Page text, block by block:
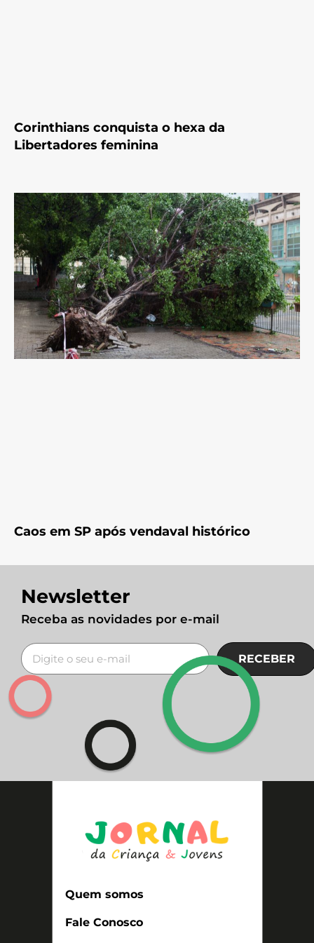
Corinthians conquista o hexa da
Libertadores feminina
Caos em SP após vendaval histórico
Newsletter
Receba as novidades por e-mail
RECEBER
Quem somos
Fale Conosco